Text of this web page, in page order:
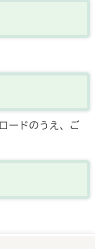
ードのうえ、ご